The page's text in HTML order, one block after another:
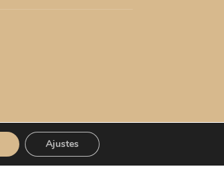
Ajustes